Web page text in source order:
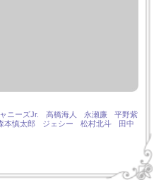
ニーズJr. 高橋海人 永瀬廉
平野紫
本慎太郎 ジェシー 松村北斗
田中